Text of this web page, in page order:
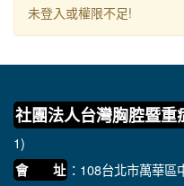
未登入或權限不足!
社團法人台灣胸腔暨重
1)
會 址 ：108台北市萬華